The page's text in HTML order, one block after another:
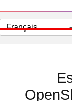
Changer
la